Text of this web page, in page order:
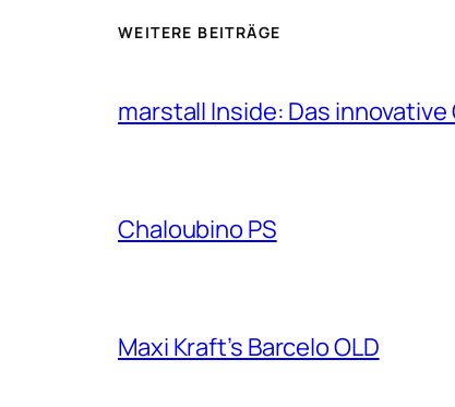
WEITERE BEITRÄGE
marstall Inside: Das
Chaloubino PS
Maxi Kraft’s Barcelo OLD